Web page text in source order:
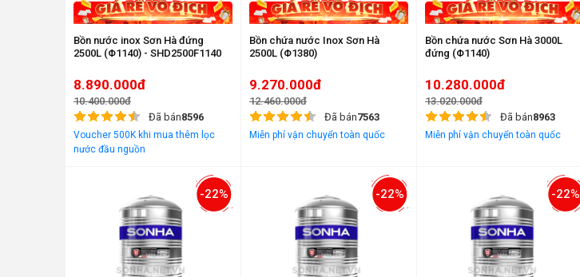
Bồn nước inox Sơn Hà đứng
2500L (Φ1140) - SHD2500F1140
8.890.000đ
10.400.000đ
Đã bán8596
Voucher 500K khi mua thêm lọc
nước đầu nguồn
Bồn chứa nước Inox Sơn Hà
2500L (Φ1380)
9.270.000đ
12.460.000đ
Đã bán7563
Miễn phí vận chuyển toàn quốc
Bồn chứa nước Sơn Hà 3000L
đứng (Φ1140)
10.280.000đ
13.020.000đ
Đã bán8963
Miễn phí vận chuyển toàn quốc
-22% -22% -22%